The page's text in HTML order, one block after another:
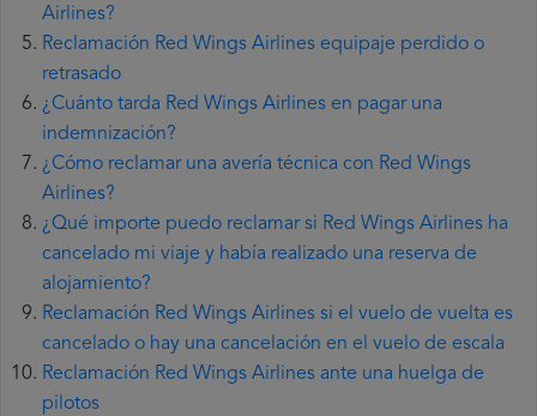
Airlines?
Reclamación Red Wings Airlines equipaje perdido o
retrasado
¿Cuánto tarda Red Wings Airlines en pagar una
indemnización?
¿Cómo reclamar una avería técnica con Red Wings
Airlines?
¿Qué importe puedo reclamar si Red Wings Airlines ha
cancelado mi viaje y había realizado una reserva de
alojamiento?
Reclamación Red Wings Airlines si el vuelo de vuelta es
cancelado o hay una cancelación en el vuelo de escala
Reclamación Red Wings Airlines ante una huelga de
pilotos